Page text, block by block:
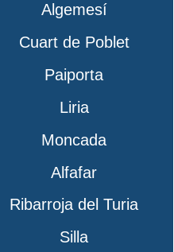
Algemesí
Cuart de Poblet
Paiporta
Liria
Moncada
Alfafar
Ribarroja del Turia
Silla